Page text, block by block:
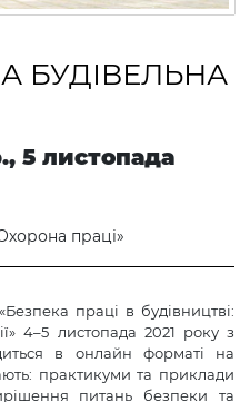
БУДІВЕЛЬНА
5 листопада
праці»
праці в будівництві:
4–5 листопада 2021 року з
в онлайн форматі на
практикуми та приклади
питань безпеки та